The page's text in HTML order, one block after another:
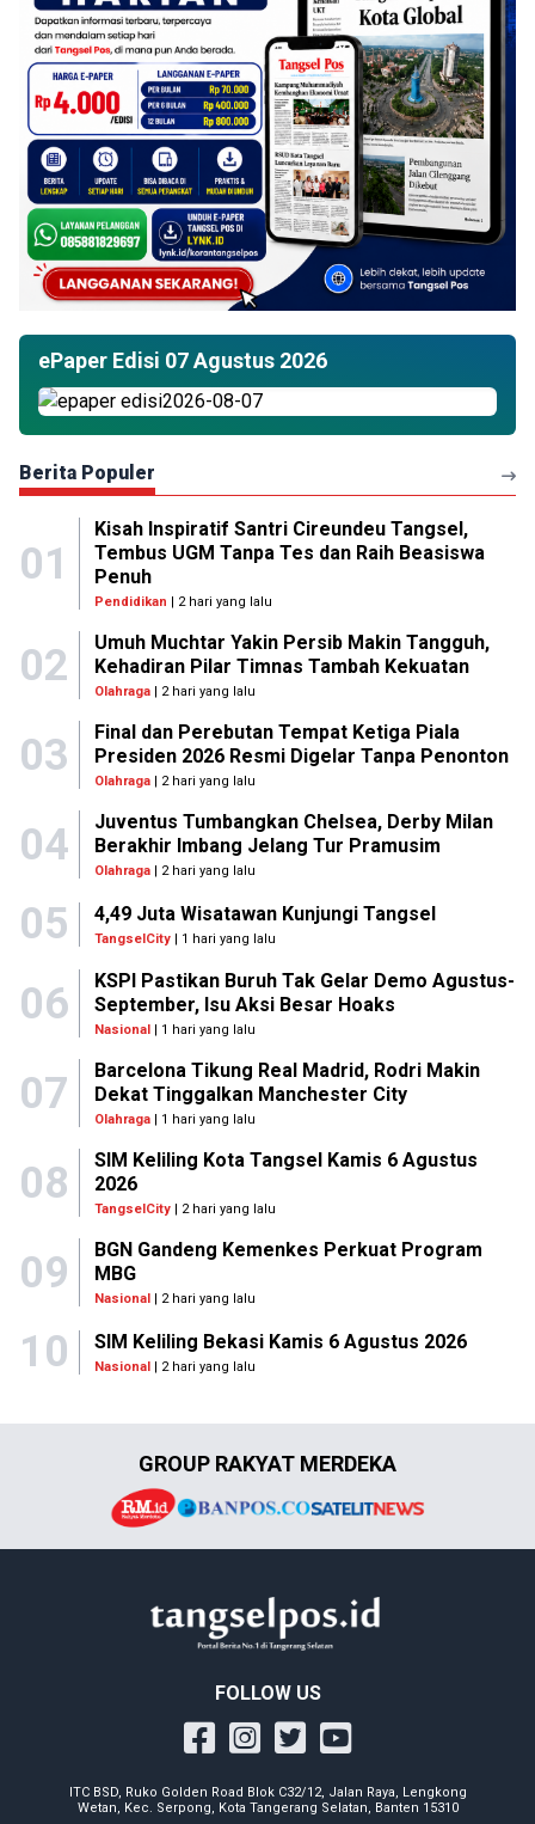
ePaper Edisi 07 Agustus 2026
Berita Populer
01
Kisah Inspiratif Santri Cireundeu Tangsel,
Tembus UGM Tanpa Tes dan Raih Beasiswa
Penuh
Pendidikan | 2 hari yang lalu
02
Umuh Muchtar Yakin Persib Makin Tangguh,
Kehadiran Pilar Timnas Tambah Kekuatan
Olahraga| 2 hari yang lalu
03
Final dan Perebutan Tempat Ketiga Piala
Presiden 2026 Resmi Digelar Tanpa Penonton
Olahraga| 2 hari yang lalu
04
Juventus Tumbangkan Chelsea, Derby Milan
Berakhir Imbang Jelang Tur Pramusim
Olahraga| 2 hari yang lalu
05 4,49 Juta Wisatawan Kunjungi Tangsel
TangselCity | 1 hari yang lalu
06
KSPI Pastikan Buruh Tak Gelar Demo Agustus-
September, Isu Aksi Besar Hoaks
Nasional| 1 hari yang lalu
07
Barcelona Tikung Real Madrid, Rodri Makin
Dekat Tinggalkan Manchester City
Olahraga| 1 hari yang lalu
08
SIM Keliling Kota Tangsel Kamis 6 Agustus
2026
TangselCity| 2 hari yang lalu
09
BGN Gandeng Kemenkes Perkuat Program
MBG
Nasional| 2 hari yang lalu
10 SIM Keliling Bekasi Kamis 6 Agustus 2026
Nasional | 2 hari yang lalu
GROUP RAKYAT MERDEKA
FOLLOW US
ITC BSD, Ruko Golden Road Blok C32/12, Jalan Raya, Lengkong
Wetan, Kec. Serpong, Kota Tangerang Selatan, Banten 15310